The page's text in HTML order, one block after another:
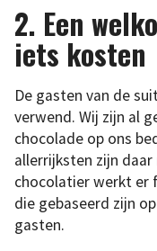
2. Een
iets kosten
De gasten van de
verwend. Wij zijn al
chocolade op ons
allerrijksten zijn
chocolatier werkt er
die gebaseerd zijn
gasten.